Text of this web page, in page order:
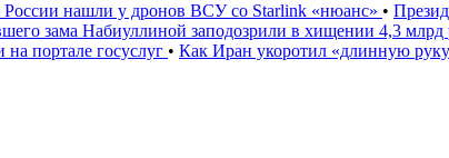
нашли у дронов ВСУ со Starlink «нюанс» •
зама Набиуллиной заподозрили в хищении 4,3 млрд
портале госуслуг • Как Иран укоротил «длинную